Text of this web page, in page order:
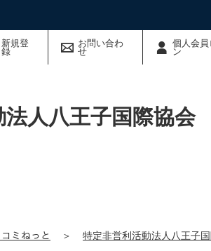
新規登
録
お問い合わ
せ
個人会員
ン
人八王子国際協会
ミねっと ＞ 特定非営利活動法人八王子